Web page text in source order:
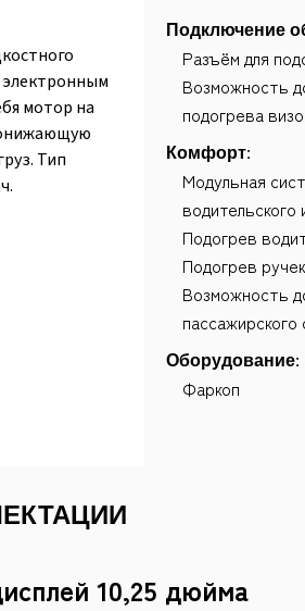
электронным
мотор на
Тип
Подключение
Разъём для
Возможность
подогрева
Комфорт:
Модульная
водительского
Подогрев
Подогрев
Возможность
Оборудование:
Фаркоп
10,25 дюйма